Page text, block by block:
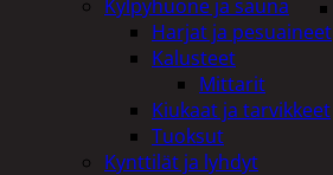
Kylpyhuone ja sauna
Harjat ja pesuaineet
Kalusteet
Mittarit
Kiukaat ja tarvikkeet
Tuoksut
Kynttilät ja lyhdyt